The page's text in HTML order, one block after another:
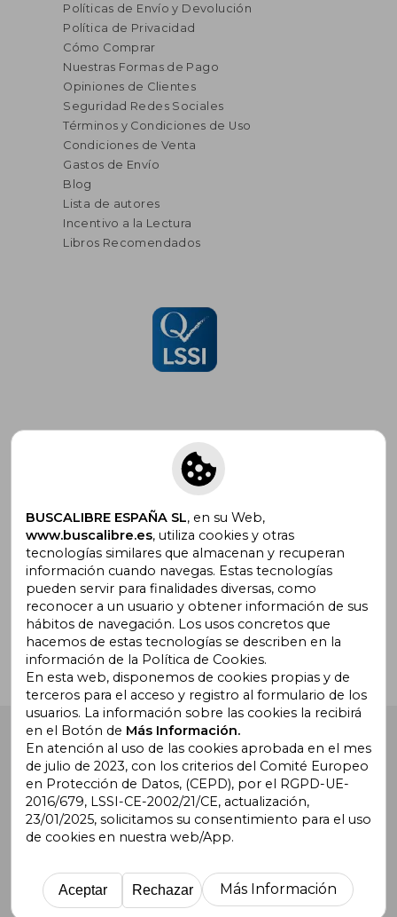
Políticas de Envío y Devolución
Política de Privacidad
Cómo Comprar
Nuestras Formas de Pago
Opiniones de Clientes
Seguridad Redes Sociales
Términos y Condiciones de Uso
Condiciones de Venta
Gastos de Envío
Blog
Lista de autores
Incentivo a la Lectura
Libros Recomendados
Suscríbete para recibir ofertas y
promociones
¿Necesitas ayuda?
Ir a Centro de Soporte
Buscalibre España. Calle Energía, 65, Nave 3 (08940),
Cornellà de Llobregat, Barcelona. Derechos Reservados.
Buscalibre Argentina| Buscalibre Chile
Buscalibre Uruguay|Buscalibre México|Buscalibre
Perú
|Buscalibre Estados Unidos|Buscalibre Otros
Países|Bookdelivery Reino Unido
BUSCALIBRE ESPAÑA SL, en su Web,
www.buscalibre.es, utiliza cookies y otras
tecnologías similares que almacenan y recuperan
información cuando navegas. Estas tecnologías
pueden servir para finalidades diversas, como
reconocer a un usuario y obtener información de sus
hábitos de navegación. Los usos concretos que
hacemos de estas tecnologías se describen en la
información de la Política de Cookies.
En esta web, disponemos de cookies propias y de
terceros para el acceso y registro al formulario de los
usuarios. La información sobre las cookies la recibirá
en el Botón de Más Información.
En atención al uso de las cookies aprobada en el mes
de julio de 2023, con los criterios del Comité Europeo
en Protección de Datos, (CEPD), por el RGPD-UE-
2016/679, LSSI-CE-2002/21/CE, actualización,
23/01/2025, solicitamos su consentimiento para el uso
de cookies en nuestra web/App.
Aceptar Rechazar Más Información